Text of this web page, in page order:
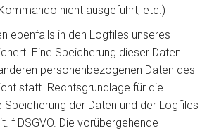
nicht ausgeführt, etc.)
ebenfalls in den Logfiles unseres
Eine Speicherung dieser Daten
personenbezogenen Daten des
statt. Rechtsgrundlage für die
der Daten und der Logfiles
f DSGVO. Die vorübergehende